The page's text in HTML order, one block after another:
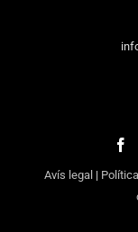
Avís legal |